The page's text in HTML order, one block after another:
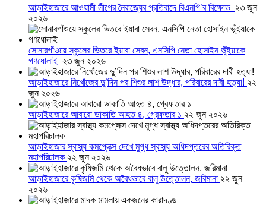
আড়াইহাজারে আওয়ামী লীগের নৈরাজ্যের প্রতিবাদে বিএনপি’র বিক্ষোভ ২৩ জুন
২০২৬
সোনারগাঁওয়ে স্কুলের ভিতরে ইয়াবা সেবন, এনসিপি নেতা হোসাইন ভূঁইয়াকে
গণধোলাই ২৩ জুন ২০২৬
আড়াইহাজারে নিখোঁজের দুু’দিন পর শিশুর লাশ উদ্ধার, পরিবারের দাবী হত্যা! ২২
জুন ২০২৬
আড়াইহাজারে আবারো ডাকাতি আহত ৪, গ্রেফতার ১ ২২ জুন ২০২৬
আড়াইহাজার স্বাস্থ্য কমপ্লেক্স দেখে মুগ্ধ স্বাস্থ্য অধিদপ্তরের অতিরিক্ত
মহাপরিচালক ২২ জুন ২০২৬
আড়াইহাজারে কৃষিজমি থেকে অবৈধভাবে বালু উত্তোলন, জরিমানা ২২ জুন
২০২৬